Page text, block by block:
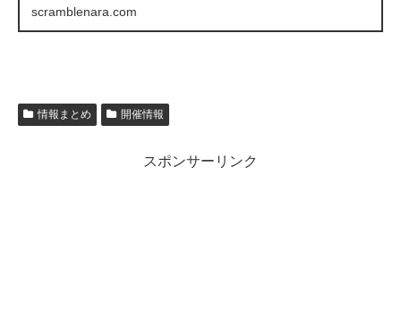
scramblenara.com
情報まとめ 開催情報
スポンサーリンク